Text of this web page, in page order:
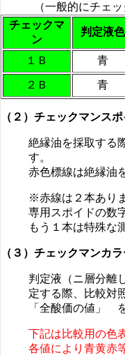
（一般的にチェック
チェックマ
ン
判定液色
１Ｂ 青
２Ｂ 青
（２）チェックマンス
絶縁油を採取す
す。
赤色標線は絶縁油
※赤線は２本あり
専用スポイドの数
もう１本は特殊な
（３）チェックマンカ
判定液（ニ層分離
定する際、比較対
「全酸価の値」
下記は比較用の色
各値により青黄赤